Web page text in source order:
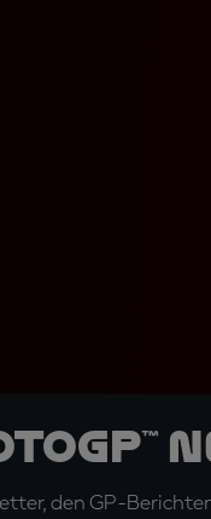
den GP-